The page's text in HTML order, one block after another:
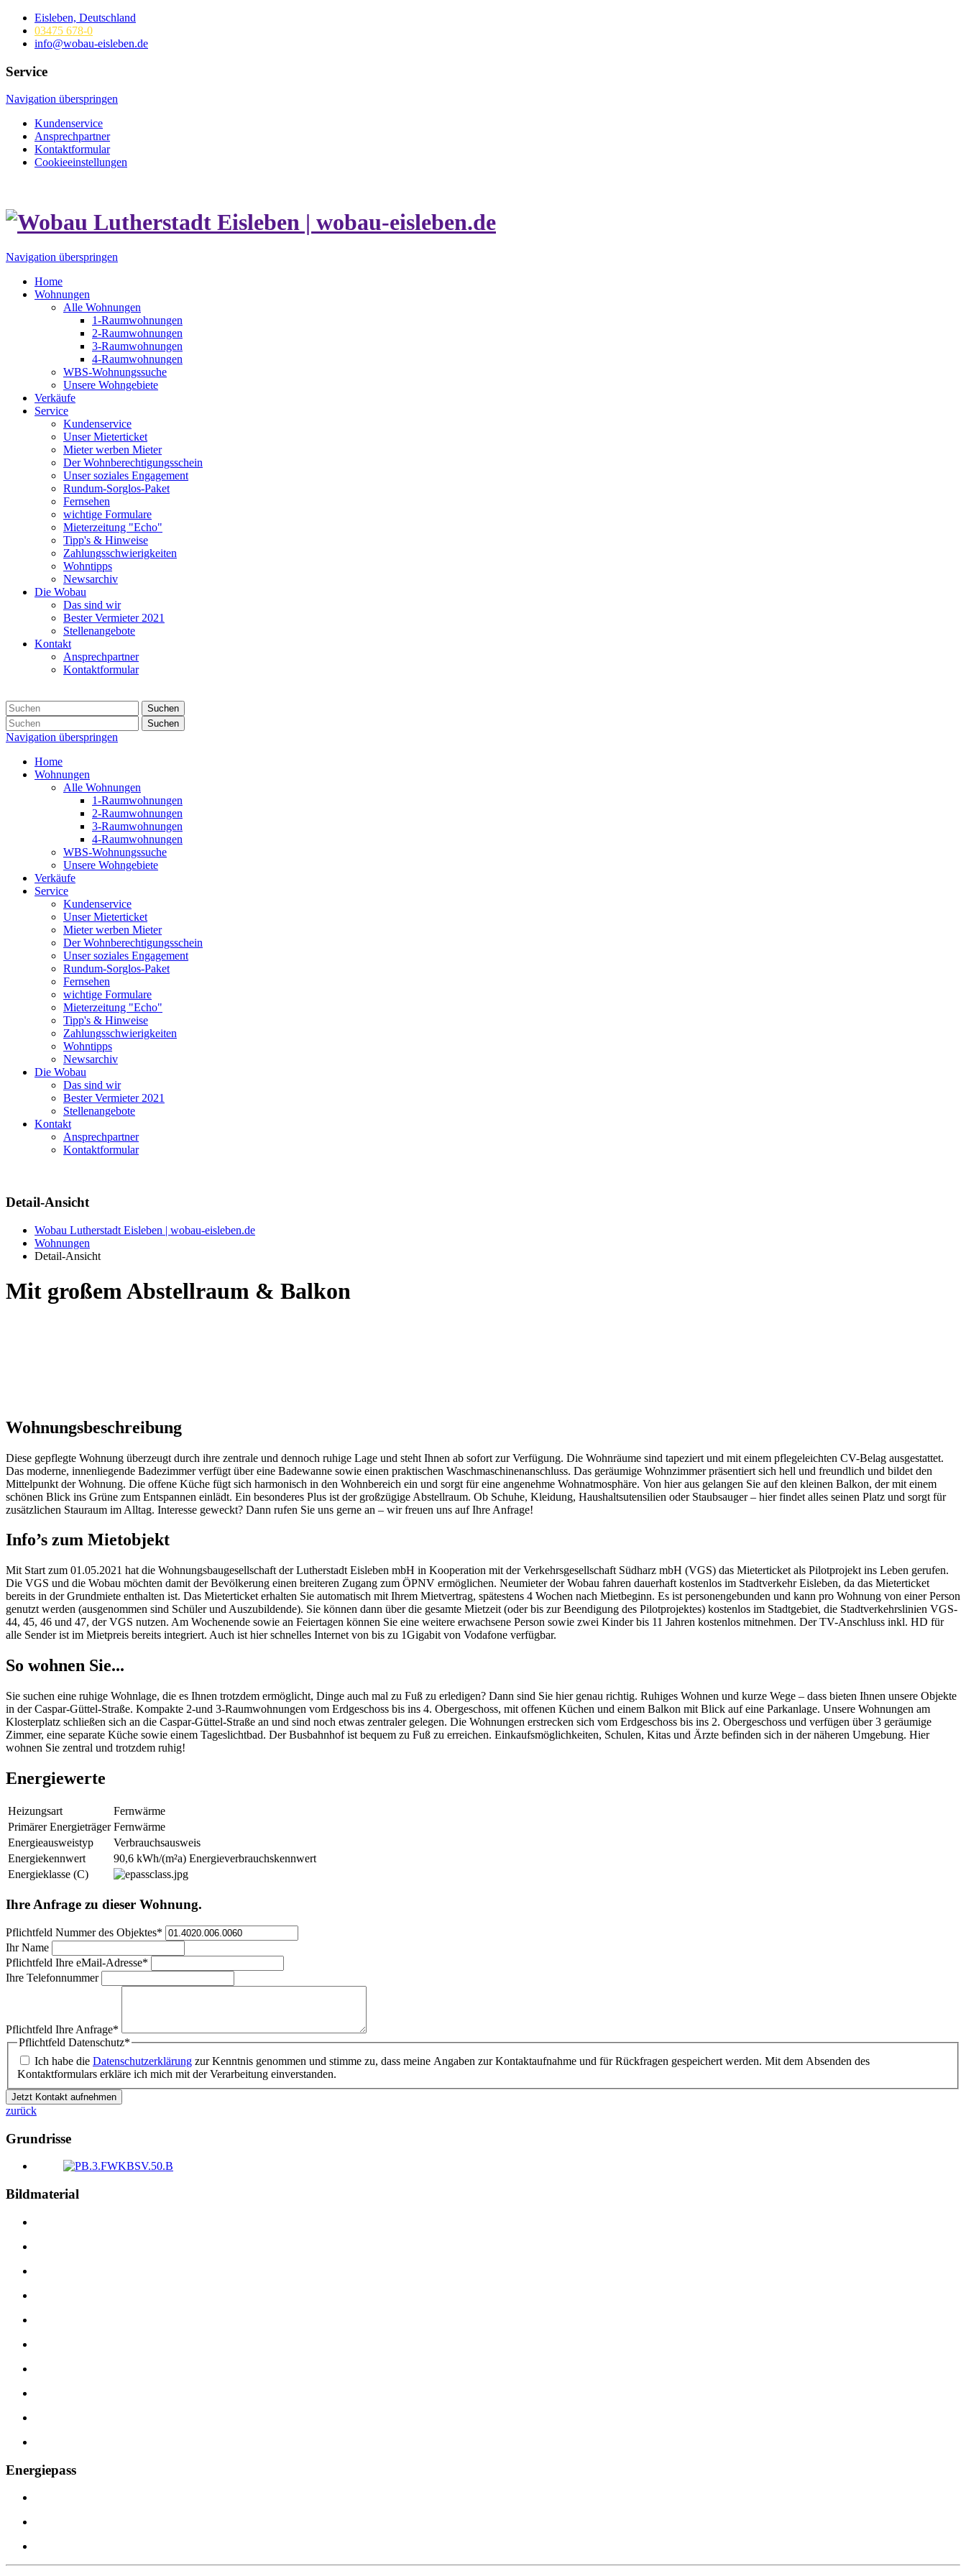
Eisleben, Deutschland
03475 678-0
info@wobau-eisleben.de
Service
Navigation überspringen
Kundenservice
Ansprechpartner
Kontaktformular
Cookieeinstellungen
Navigation überspringen
Home
Wohnungen
Alle Wohnungen
1-Raumwohnungen
2-Raumwohnungen
3-Raumwohnungen
4-Raumwohnungen
WBS-Wohnungssuche
Unsere Wohngebiete
Verkäufe
Service
Kundenservice
Unser Mieterticket
Mieter werben Mieter
Der Wohnberechtigungsschein
Unser soziales Engagement
Rundum-Sorglos-Paket
Fernsehen
wichtige Formulare
Mieterzeitung "Echo"
Tipp's & Hinweise
Zahlungsschwierigkeiten
Wohntipps
Newsarchiv
Die Wobau
Das sind wir
Bester Vermieter 2021
Stellenangebote
Kontakt
Ansprechpartner
Kontaktformular
Suchen
Suchen
Navigation überspringen
Home
Wohnungen
Alle Wohnungen
1-Raumwohnungen
2-Raumwohnungen
3-Raumwohnungen
4-Raumwohnungen
WBS-Wohnungssuche
Unsere Wohngebiete
Verkäufe
Service
Kundenservice
Unser Mieterticket
Mieter werben Mieter
Der Wohnberechtigungsschein
Unser soziales Engagement
Rundum-Sorglos-Paket
Fernsehen
wichtige Formulare
Mieterzeitung "Echo"
Tipp's & Hinweise
Zahlungsschwierigkeiten
Wohntipps
Newsarchiv
Die Wobau
Das sind wir
Bester Vermieter 2021
Stellenangebote
Kontakt
Ansprechpartner
Kontaktformular
Detail-Ansicht
Wobau Lutherstadt Eisleben | wobau-eisleben.de
Wohnungen
Detail-Ansicht
Mit großem Abstellraum & Balkon
Wohnungsbeschreibung
Diese gepflegte Wohnung überzeugt durch ihre zentrale und dennoch ruhige Lage und steht Ihnen ab sofort zur Verfügung. Die Wohnräume sind tapeziert und mit einem pflegeleichten CV-Belag ausgestattet.
Das moderne, innenliegende Badezimmer verfügt über eine Badewanne sowie einen praktischen Waschmaschinenanschluss. Das geräumige Wohnzimmer präsentiert sich hell und freundlich und bildet den
Mittelpunkt der Wohnung. Die offene Küche fügt sich harmonisch in den Wohnbereich ein und sorgt für eine angenehme Wohnatmosphäre. Von hier aus gelangen Sie auf den kleinen Balkon, der mit einem
schönen Blick ins Grüne zum Entspannen einlädt. Ein besonderes Plus ist der großzügige Abstellraum. Ob Schuhe, Kleidung, Haushaltsutensilien oder Staubsauger – hier findet alles seinen Platz und sorgt für
zusätzlichen Stauraum im Alltag. Interesse geweckt? Dann rufen Sie uns gerne an – wir freuen uns auf Ihre Anfrage!
Info’s zum Mietobjekt
Mit Start zum 01.05.2021 hat die Wohnungsbaugesellschaft der Lutherstadt Eisleben mbH in Kooperation mit der Verkehrsgesellschaft Südharz mbH (VGS) das Mieterticket als Pilotprojekt ins Leben gerufen.
Die VGS und die Wobau möchten damit der Bevölkerung einen breiteren Zugang zum ÖPNV ermöglichen. Neumieter der Wobau fahren dauerhaft kostenlos im Stadtverkehr Eisleben, da das Mieterticket
bereits in der Grundmiete enthalten ist. Das Mieterticket erhalten Sie automatisch mit Ihrem Mietvertrag, spätestens 4 Wochen nach Mietbeginn. Es ist personengebunden und kann pro Wohnung von einer Person
genutzt werden (ausgenommen sind Schüler und Auszubildende). Sie können dann über die gesamte Mietzeit (oder bis zur Beendigung des Pilotprojektes) kostenlos im Stadtgebiet, die Stadtverkehrslinien VGS-
44, 45, 46 und 47, der VGS nutzen. Am Wochenende sowie an Feiertagen können Sie eine weitere erwachsene Person sowie zwei Kinder bis 11 Jahren kostenlos mitnehmen. Der TV-Anschluss inkl. HD für
alle Sender ist im Mietpreis bereits integriert. Auch ist hier schnelles Internet von bis zu 1Gigabit von Vodafone verfügbar.
So wohnen Sie...
Sie suchen eine ruhige Wohnlage, die es Ihnen trotzdem ermöglicht, Dinge auch mal zu Fuß zu erledigen? Dann sind Sie hier genau richtig. Ruhiges Wohnen und kurze Wege – dass bieten Ihnen unsere Objekte
in der Caspar-Güttel-Straße. Kompakte 2-und 3-Raumwohnungen vom Erdgeschoss bis ins 4. Obergeschoss, mit offenen Küchen und einem Balkon mit Blick auf eine Parkanlage. Unsere Wohnungen am
Klosterplatz schließen sich an die Caspar-Güttel-Straße an und sind noch etwas zentraler gelegen. Die Wohnungen erstrecken sich vom Erdgeschoss bis ins 2. Obergeschoss und verfügen über 3 geräumige
Zimmer, eine separate Küche sowie einem Tageslichtbad. Der Busbahnhof ist bequem zu Fuß zu erreichen. Einkaufsmöglichkeiten, Schulen, Kitas und Ärzte befinden sich in der näheren Umgebung. Hier
wohnen Sie zentral und trotzdem ruhig!
Energiewerte
Heizungsart
Fernwärme
Primärer Energieträger Fernwärme
Energieausweistyp
Verbrauchsausweis
Energiekennwert
90,6 kWh/(m²a) Energieverbrauchskennwert
Energieklasse (C)
Ihre Anfrage zu dieser Wohnung.
Pflichtfeld Nummer des Objektes*
Ihr Name
Pflichtfeld Ihre eMail-Adresse*
Ihre Telefonnummer
Pflichtfeld Ihre Anfrage*
Pflichtfeld Datenschutz*
Ich habe die Datenschutzerklärung zur Kenntnis genommen und stimme zu, dass meine Angaben zur Kontaktaufnahme und für Rückfragen gespeichert werden. Mit dem Absenden des
Kontaktformulars erkläre ich mich mit der Verarbeitung einverstanden.
Jetzt Kontakt aufnehmen
zurück
Grundrisse
Bildmaterial
Energiepass